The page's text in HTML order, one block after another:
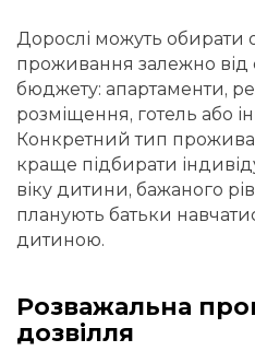
Дорослі можуть обирати
проживання залежно від
бюджету: апартаменти,
розміщення, готель або
Конкретний тип
краще підбирати
віку дитини, бажаного
планують батьки
дитиною.
Розважальна
дозвілля